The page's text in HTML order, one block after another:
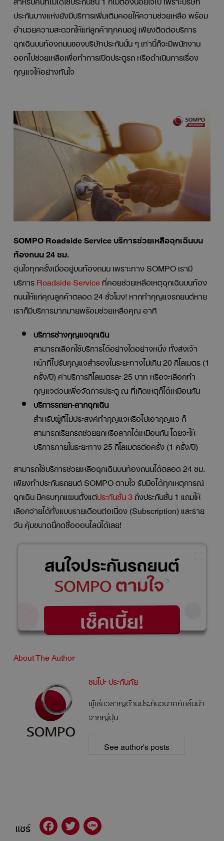
ประกันบางแห่งยังมีบริการเพิ่มเติมคอยให้ความช่วยเหลือ พร้อม
อำนวยความสะดวกให้แก่ลูกค้าทุกคนอยู่ เพียงติดต่อบริการ
ฉุกเฉินบนท้องถนนของบริษัทประกันนั้น ๆ เท่านี้ก็จะมีพนักงาน
ออกไปช่วยเหลือเพื่อทำการเปิดประตูรถ หรือดำเนินการเรื่อง
กุญแจให้อย่างทันใจ
SOMPO Roadside Service บริการช่วยเหลือฉุกเฉินบน
ท้องถนน 24 ชม.
อุ่นใจทุกครั้งเมื่ออยู่บนท้องถนน เพราะทาง SOMPO เรามี
บริการRoadside Serviceที่คอยช่วยเหลือเหตุฉุกเฉินบนท้อง
ถนนให้แก่คุณลูกค้าตลอด 24 ชั่วโมง! หากทำกุญแจรถยนต์หาย
เราก็มีบริการมากมายพร้อมช่วยเหลือคุณ อาทิ
บริการช่างกุญแจฉุกเฉิน
สามารถเลือกใช้บริการได้อย่างใดอย่างหนึ่ง ทั้งส่งเจ้า
หน้าที่ไปรับกุญแจสำรองในระยะทางไม่เกิน 20 กิโลเมตร (1
ครั้ง/ปี) ค่าบริการกิโลเมตรละ 25 บาท หรือจะเลือกทำ
กุญแจด่วนเพื่อจัดการประตู ณ ที่เกิดเหตุก็ได้เหมือนกัน
บริการรถยก-ลากฉุกเฉิน
สำหรับผู้ที่ไม่ประสงค์ทำกุญแจหรือไปเอากุญแจ ก็
สามารถเรียกรถช่วยยกหรือลากได้เหมือนกัน โดยจะให้
บริการภายในระยะทาง 25 กิโลเมตรต่อครั้ง (1 ครั้ง/ปี)
สามารถใช้บริการช่วยเหลือฉุกเฉินบนท้องถนนได้ตลอด 24 ชม.
เพียงทำประกันรถยนต์ SOMPO ตามใจ รับมือได้ทุกเหตุการณ์
ฉุกเฉิน มีครบทุกแผนตั้งแต่ประกันชั้น 3ถึงประกันชั้น 1 แถมให้
เลือกจ่ายได้ทั้งแบบรายเดือนต่อเนื่อง (Subscription) และราย
วัน คุ้มขนาดนี้กดซื้อออนไลน์ได้เลย!
About The Author
ซมโปะ ประกันภัย
ผู้เชี่ยวชาญด้านประกันวินาศภัยชั้นนำ
จากญี่ปุน
See author's posts
Facebook
TwitterLine
แชร์